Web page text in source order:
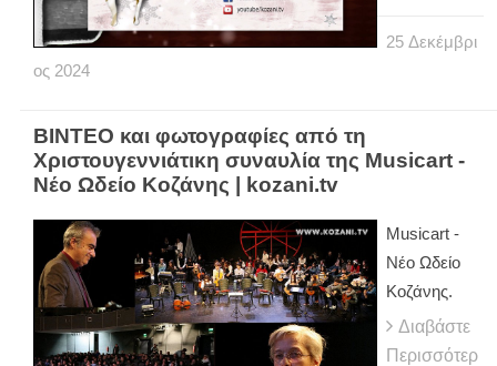
25 Δεκέμβρι
ος 2024
ΒΙΝΤΕΟ και φωτογραφίες από τη
Χριστουγεννιάτικη συναυλία της Musicart -
Νέο Ωδείο Κοζάνης | kozani.tv
Musicart -
Νέο Ωδείο
Κοζάνης.
Διαβάστε
Περισσότερ